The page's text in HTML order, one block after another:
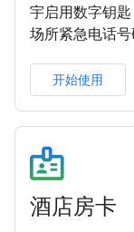
宇启用数字钥
场所紧急电话号
开始使用
酒店房卡